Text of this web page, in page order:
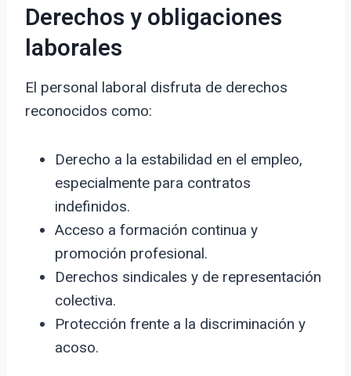
Derechos y obligaciones
laborales
El personal laboral disfruta de derechos
reconocidos como:
Derecho a la estabilidad en el empleo,
especialmente para contratos
indefinidos.
Acceso a formación continua y
promoción profesional.
Derechos sindicales y de representación
colectiva.
Protección frente a la discriminación y
acoso.